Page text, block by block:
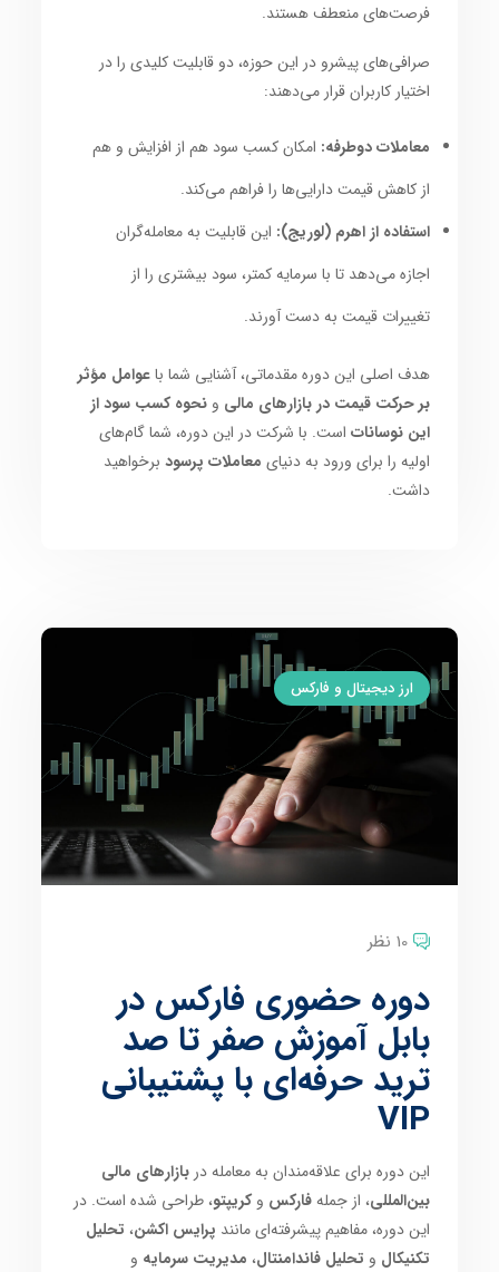
فرصت‌های منعطف هستند.
صرافی‌های پیشرو در این حوزه، دو قابلیت کلیدی را در
اختیار کاربران قرار می‌دهند:
معاملات دوطرفه: امکان کسب سود هم از افزایش و هم
از کاهش قیمت دارایی‌ها را فراهم می‌کند.
استفاده از اهرم (لوریج): این قابلیت به معامله‌گران
اجازه می‌دهد تا با سرمایه کمتر، سود بیشتری را از
تغییرات قیمت به دست آورند.
هدف اصلی این دوره مقدماتی، آشنایی شما باعوامل مؤثر
بر حرکت قیمت در بازارهای مالی ونحوه کسب سود از
این نوسانات است. با شرکت در این دوره، شما گام‌های
اولیه را برای ورود به دنیای معاملات پرسود برخواهید
داشت.
ارز دیجیتال و فارکس
10 نظر
دوره حضوری فارکس در
بابل آموزش صفر تا صد
ترید حرفه‌ای با پشتیبانی
VIP
این دوره برای علاقه‌مندان به معامله دربازارهای مالی
بین‌المللی، از جملهفارکس وکریپتو، طراحی شده است. در
این دوره، مفاهیم پیشرفته‌ای مانند پرایس اکشن، تحلیل
تکنیکال و تحلیل فاندامنتال، مدیریت سرمایه و